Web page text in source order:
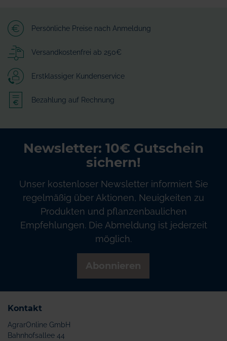
Persönliche Preise nach Anmeldung
Versandkostenfrei ab 250€
Erstklassiger Kundenservice
Bezahlung auf Rechnung
Newsletter: 10€ Gutschein
sichern!
Unser kostenloser Newsletter informiert Sie
regelmäßig über Aktionen, Neuigkeiten zu
Produkten und pflanzenbaulichen
Empfehlungen. Die Abmeldung ist jederzeit
möglich.
Kontakt
AgrarOnline GmbH
Bahnhofsallee 44